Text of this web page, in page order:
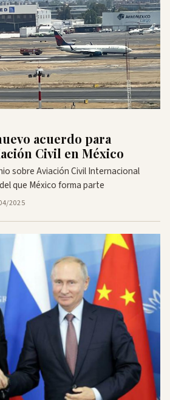
acuerdo para
Civil en México
sobre Aviación Civil Internacional
que México forma parte
2025